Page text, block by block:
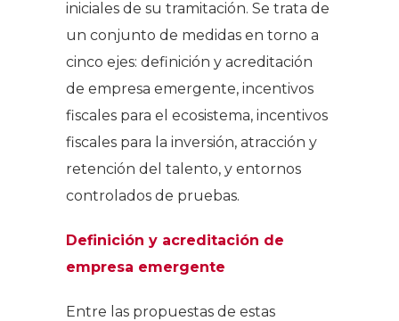
iniciales de su tramitación. Se trata de
un conjunto de medidas en torno a
cinco ejes: definición y acreditación
de empresa emergente, incentivos
fiscales para el ecosistema, incentivos
fiscales para la inversión, atracción y
retención del talento, y entornos
controlados de pruebas.
Definición y acreditación de
empresa emergente
Entre las propuestas de estas